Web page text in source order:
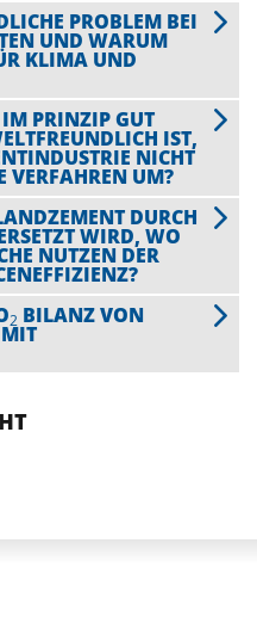
PROBLEM BEI
UND WARUM
KLIMA UND
PRINZIP GUT
IST,
NICHT
VERFAHREN UM?
DURCH
WIRD, WO
NUTZEN DER
2 BILANZ VON